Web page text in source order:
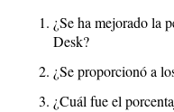
¿Se ha mejorado la
Desk?
¿Se proporcionó a
¿Cuál fue el